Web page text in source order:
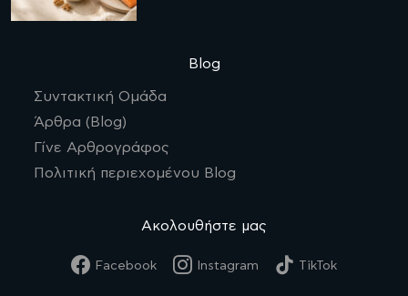
Blog
Συντακτική Ομάδα
Άρθρα (Blog)
Γίνε Αρθρογράφος
Πολιτική περιεχομένου Blog
Ακολουθήστε μας
Facebook Instagram TikTok